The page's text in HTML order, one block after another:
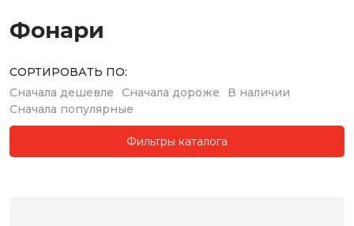
Фонари
СОРТИРОВАТЬ ПО:
Сначала дешевле
Сначала дороже
В наличии
Сначала популярные
Фильтры каталога